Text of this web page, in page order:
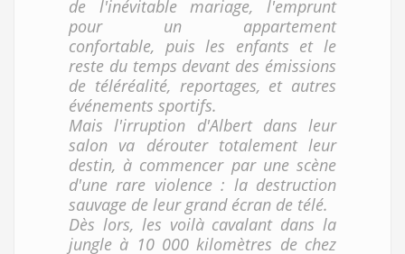
de l'inévitable mariage, l'emprunt
pour un appartement
confortable, puis les enfants et le
reste du temps devant des émissions
de téléréalité, reportages, et autres
événements sportifs.
Mais l'irruption d'Albert dans leur
salon va dérouter totalement leur
destin, à commencer par une scène
d'une rare violence : la destruction
sauvage de leur grand écran de télé.
Dès lors, les voilà cavalant dans la
jungle à 10 000 kilomètres de chez